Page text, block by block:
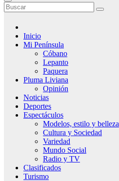
Inicio
Mi Península
Cóbano
Lepanto
Paquera
Pluma Liviana
Opinión
Noticias
Deportes
Espectáculos
Modelos, estilo y belleza
Cultura y Sociedad
Variedad
Mundo Social
Radio y TV
Clasificados
Turismo